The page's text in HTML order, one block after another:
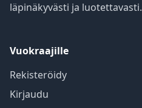
läpinäkyvästi ja luotettavasti.
Vuokraajille
Rekisteröidy
Kirjaudu